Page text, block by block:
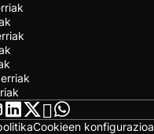
Cookieen konfigurazioa